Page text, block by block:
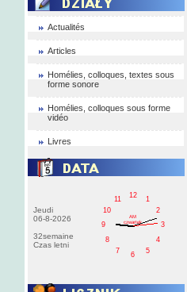
Actualités
Articles
Homélies, colloques, textes sous
forme sonore
Homélies, colloques sous forme
vidéo
Livres
Jeudi
06-8-2026
32semaine
Czas letni
1
2
3
4
5
6
7
8
9
10
11
12
AM
czwartek